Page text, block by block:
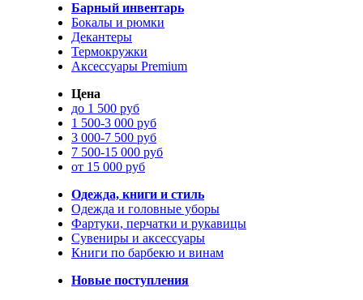
Барный инвентарь
Бокалы и рюмки
Декантеры
Термокружки
Аксессуары Premium
Цена
до 1 500 руб
1 500-3 000 руб
3 000-7 500 руб
7 500-15 000 руб
от 15 000 руб
Одежда, книги и стиль
Одежда и головные уборы
Фартуки, перчатки и рукавицы
Сувениры и аксессуары
Книги по барбекю и винам
Новые поступления